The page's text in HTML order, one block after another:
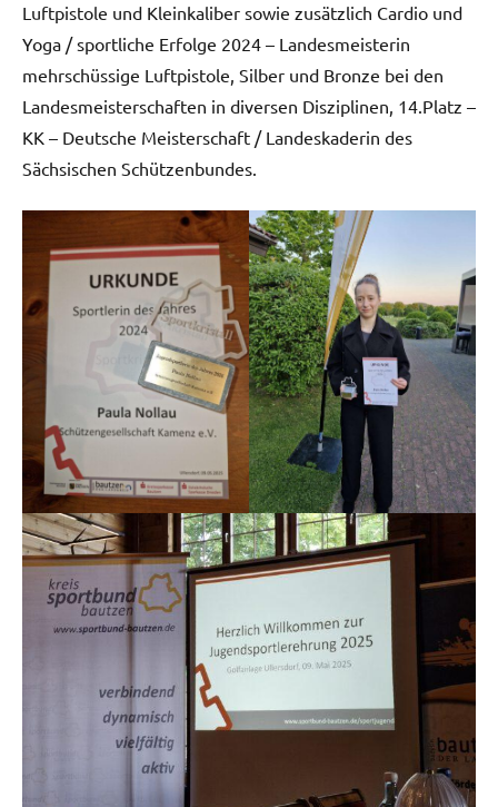
Luftpistole und Kleinkaliber sowie zusätzlich Cardio und
Yoga / sportliche Erfolge 2024 – Landesmeisterin
mehrschüssige Luftpistole, Silber und Bronze bei den
Landesmeisterschaften in diversen Disziplinen, 14.Platz –
KK – Deutsche Meisterschaft / Landeskaderin des
Sächsischen Schützenbundes.